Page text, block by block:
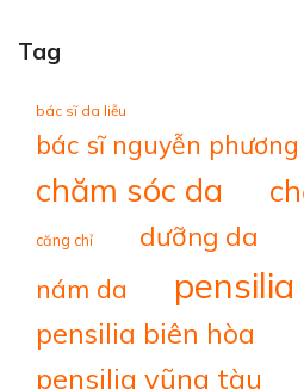
Tag
bác sĩ da liễu
bác sĩ nguyễn
chăm sóc da
căng chỉ dưỡng da
nám da pensilia
pensilia biên hòa
pensilia vũng tàu